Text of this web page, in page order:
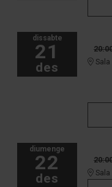
dissabte
21
des
diumenge
22
des